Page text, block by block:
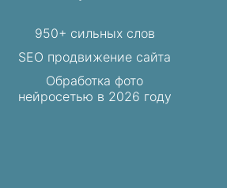
950+ сильных слов
SEO продвижение сайта
Обработка фото
нейросетью в 2026 году